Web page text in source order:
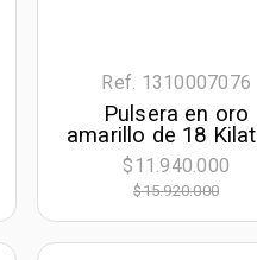
Ref. 1310007076
Pulsera en oro
amarillo de 18
19 cm. de largo, 6
mm. de ancho
$11.940.000
$15.920.000